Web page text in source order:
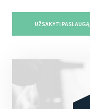
UŽSAKYTI PASLAUGĄ